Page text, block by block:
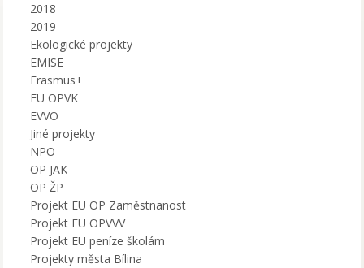
2018
2019
Ekologické projekty
EMISE
Erasmus+
EU OPVK
EVVO
Jiné projekty
NPO
OP JAK
OP ŽP
Projekt EU OP Zaměstnanost
Projekt EU OPVVV
Projekt EU peníze školám
Projekty města Bílina